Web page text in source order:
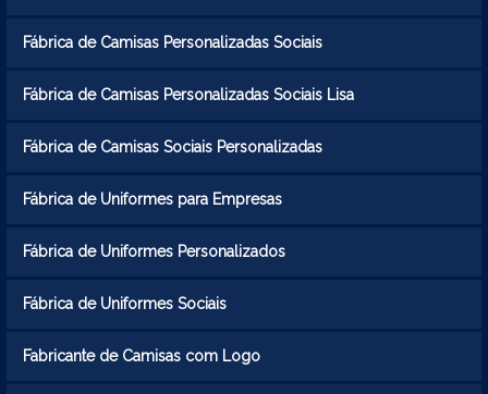
Fábrica de Camisas Personalizadas Sociais
Fábrica de Camisas Personalizadas Sociais Lisa
Fábrica de Camisas Sociais Personalizadas
Fábrica de Uniformes para Empresas
Fábrica de Uniformes Personalizados
Fábrica de Uniformes Sociais
Fabricante de Camisas com Logo